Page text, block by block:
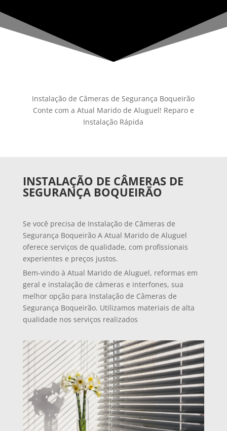
Instalação de Câmeras de Segurança Boqueirão
Conte com a Atual Marido de Aluguel! Reparo e
Instalação Rápida
INSTALAÇÃO DE CÂMERAS DE
SEGURANÇA BOQUEIRÃO
Se você precisa de Instalação de Câmeras de
Segurança Boqueirão A Atual Marido de Aluguel
oferece serviços de qualidade, com profissionais
experientes e preços justos.
Bem-vindo à Atual Marido de Aluguel, reformas em
geral e instalação de câmeras e interfones, sua
melhor opção para Instalação de Câmeras de
Segurança Boqueirão. Utilizamos materiais de alta
qualidade nos serviços realizados